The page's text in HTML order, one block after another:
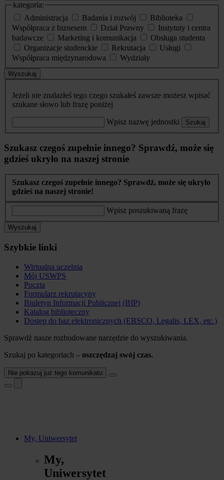
kategoria:
Administracja
Badania i rozwój
Biblioteka
Współpraca z biznesem
Dział Prawny
Instytuty i centra
badawcze
Marketing i komunikacja
Obsługa studenta
Organizacje studenckie
Rekrutacja
Usługi
Współpraca międzynarodowa
Wydziały
Wyszukaj
Jeżeli nie znalazłeś tego czego szukałeś zawsze możesz wpisać
szukane słowo lub frazę poniżej
Wpisz nazwę jednostki Szukaj
Szukasz czegoś zupełnie innego? Sprawdź, może się
gdzieś ukryło na naszej stronie
Szukasz czegoś zupełnie innego? Sprawdź, może się ukryło
gdzieś na naszej stronie!
Wpisz poszukiwaną frazę
Wyszukaj
Szybkie linki
Wirtualna uczelnia
Mój USWPS
Poczta
Formularz rekrutacyny
Biuletyn Informacji Publicznej (BIP)
Katalog biblioteczny
Dostęp do baz elektronicznych (EBSCO, Legalis, LEX, etc.)
Sprawdź nasze rozbudowane narzędzie do wyszukiwania.
Szukaj po kategoriach – oszczędzaj swój czas.
Nie pokazuj już tego komunikatu
My, Uniwersytet
My,
Uniwersytet